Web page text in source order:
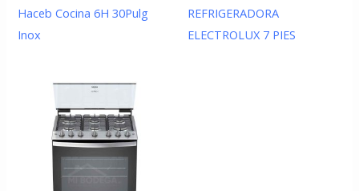
Haceb Cocina 6H 30Pulg
Inox
REFRIGERADORA
ELECTROLUX 7 PIES